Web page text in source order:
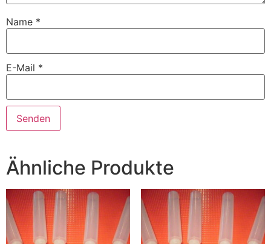
Name *
E-Mail *
Ähnliche Produkte